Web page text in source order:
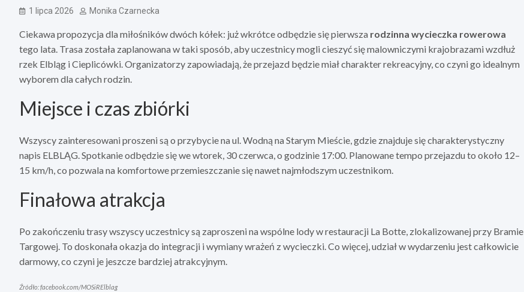
1 lipca 2026 Monika Czarnecka
Ciekawa propozycja dla miłośników dwóch kółek: już wkrótce odbędzie się pierwsza rodzinna wycieczka rowerowa
tego lata. Trasa została zaplanowana w taki sposób, aby uczestnicy mogli cieszyć się malowniczymi krajobrazami wzdłuż
rzek Elbląg i Cieplicówki. Organizatorzy zapowiadają, że przejazd będzie miał charakter rekreacyjny, co czyni go idealnym
wyborem dla całych rodzin.
Miejsce i czas zbiórki
Wszyscy zainteresowani proszeni są o przybycie na ul. Wodną na Starym Mieście, gdzie znajduje się charakterystyczny
napis ELBLĄG. Spotkanie odbędzie się we wtorek, 30 czerwca, o godzinie 17:00. Planowane tempo przejazdu to około 12–
15 km/h, co pozwala na komfortowe przemieszczanie się nawet najmłodszym uczestnikom.
Finałowa atrakcja
Po zakończeniu trasy wszyscy uczestnicy są zaproszeni na wspólne lody w restauracji La Botte, zlokalizowanej przy Bramie
Targowej. To doskonała okazja do integracji i wymiany wrażeń z wycieczki. Co więcej, udział w wydarzeniu jest całkowicie
darmowy, co czyni je jeszcze bardziej atrakcyjnym.
Źródło: facebook.com/MOSiRElblag